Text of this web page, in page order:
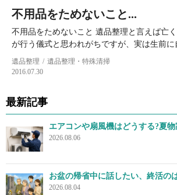
不用品をためないこと...
不用品をためないこと 遺品整理と言えば亡
が行う儀式と思われがちですが、実は生前に
遺品整理
遺品整理・特殊清掃
2016.07.30
最新記事
エアコンや扇風機はどうする?夏
2026.08.06
お盆の帰省中に話したい、終活の
2026.08.04